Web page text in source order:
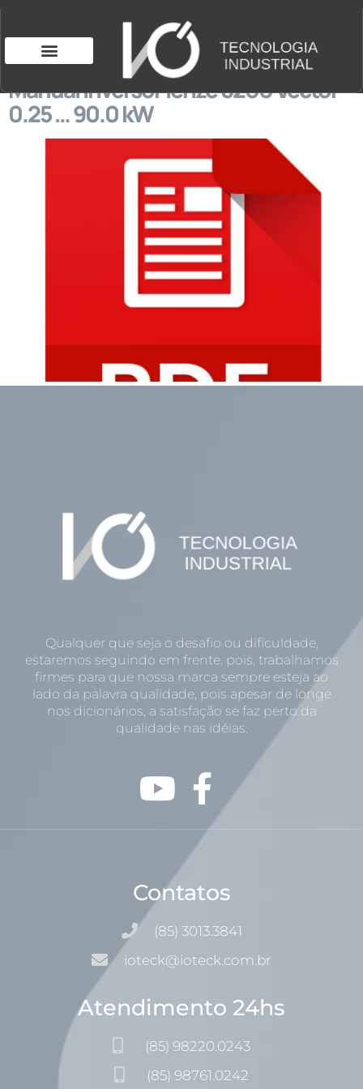
Manual inversor lenze 8200 Vector
0.25 … 90.0 kW
Qualquer que seja o desafio ou dificuldade,
estaremos seguindo em frente, pois, trabalhamos
firmes para que nossa marca sempre esteja ao
lado da palavra qualidade, pois apesar de longe
nos dicionários, a satisfação se faz perto da
qualidade nas idéias.
Contatos
(85) 3013.3841
ioteck@ioteck.com.br
Atendimento 24hs
(85) 98220.0243
(85) 98761.0242